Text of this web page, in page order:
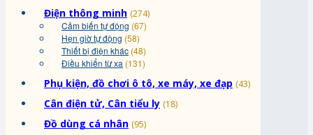
Điện thông minh (274)
Cảm biến tự động (67)
Hẹn giờ tự động (58)
Thiết bị điện khác (48)
Điều khiển từ xa (131)
Phụ kiện, đồ chơi ô tô, xe máy, xe đạp (43)
Cân điện tử, Cân tiểu ly (18)
Đồ dùng cá nhân (95)